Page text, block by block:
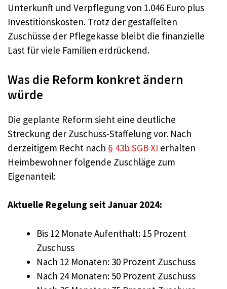
Unterkunft und Verpflegung von 1.046 Euro plus
Investitionskosten. Trotz der gestaffelten
Zuschüsse der Pflegekasse bleibt die finanzielle
Last für viele Familien erdrückend.
Was die Reform konkret ändern
würde
Die geplante Reform sieht eine deutliche
Streckung der Zuschuss-Staffelung vor. Nach
derzeitigem Recht nach § 43b SGB XI erhalten
Heimbewohner folgende Zuschläge zum
Eigenanteil:
Aktuelle Regelung seit Januar 2024:
Bis 12 Monate Aufenthalt: 15 Prozent
Zuschuss
Nach 12 Monaten: 30 Prozent Zuschuss
Nach 24 Monaten: 50 Prozent Zuschuss